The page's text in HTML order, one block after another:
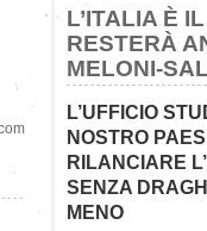
L’ITALIA È
RESTERÀ
MELONI-
L’UFFICIO
NOSTRO
RILANCIARE
SENZA
MENO